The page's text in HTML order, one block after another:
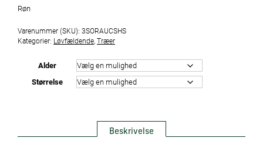
Røn
Varenummer (SKU): 3SORAUCSHS
Kategorier: Løvfældende Træer
Alder
Størrelse
Beskrivelse